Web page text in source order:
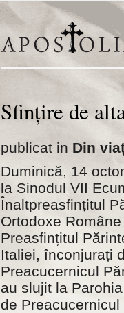
Sfințire de
publicat in Din
Duminică, 14
la Sinodul VII
Înaltpreasfințitul
Ortodoxe
Preasfințitul
Italiei, înconjurați
Preacucernicul
au slujit la
de